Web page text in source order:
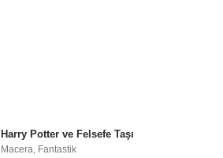
Harry Potter ve Felsefe Taşı
Macera Fantastik